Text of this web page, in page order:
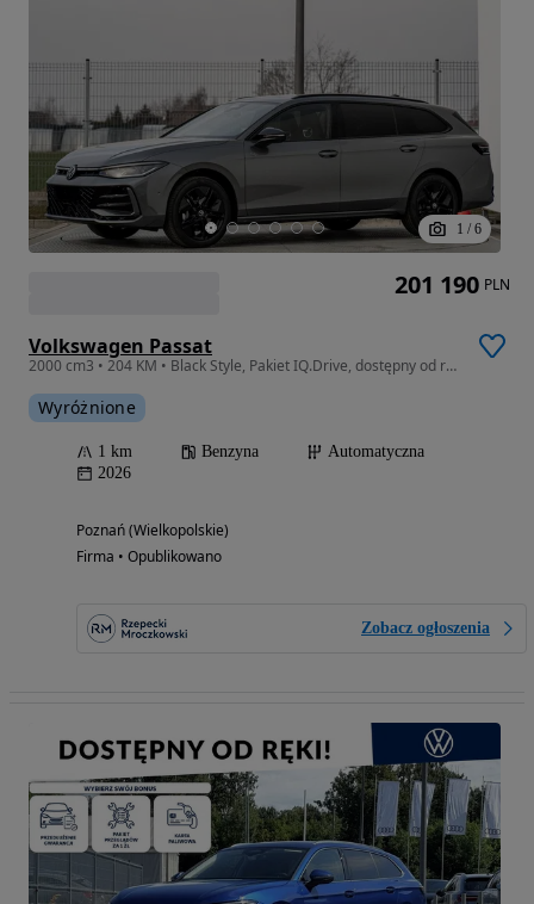
1 / 6
Volkswagen Passat
2000 cm3 • 204 KM • Black Style, Pakiet IQ.Drive, dostępny od ręki !
Wyróżnione
1 km Benzyna
Automatyczna
2026
Poznań (Wielkopolskie)
Firma • Opublikowano
Zobacz ogłoszenia
201 190 PLN